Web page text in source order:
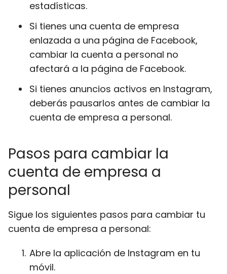
estadísticas.
Si tienes una cuenta de empresa
enlazada a una página de Facebook,
cambiar la cuenta a personal no
afectará a la página de Facebook.
Si tienes anuncios activos en Instagram,
deberás pausarlos antes de cambiar la
cuenta de empresa a personal.
Pasos para cambiar la
cuenta de empresa a
personal
Sigue los siguientes pasos para cambiar tu
cuenta de empresa a personal:
Abre la aplicación de Instagram en tu
móvil.